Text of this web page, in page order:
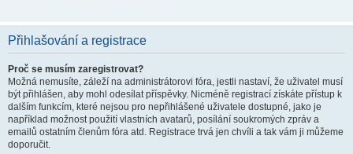
Přihlašování a registrace
Proč se musím zaregistrovat?
Možná nemusíte, záleží na administrátorovi fóra, jestli nastaví, že uživatel musí
být přihlášen, aby mohl odesílat příspěvky. Nicméně registrací získáte přístup k
dalším funkcím, které nejsou pro nepřihlášené uživatele dostupné, jako je
například možnost použití vlastních avatarů, posílání soukromých zpráv a
emailů ostatním členům fóra atd. Registrace trvá jen chvíli a tak vám ji můžeme
doporučit.